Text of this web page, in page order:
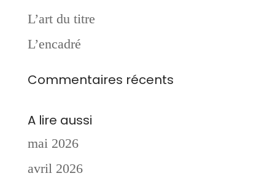
L’art du titre
L’encadré
Commentaires récents
A lire aussi
mai 2026
avril 2026